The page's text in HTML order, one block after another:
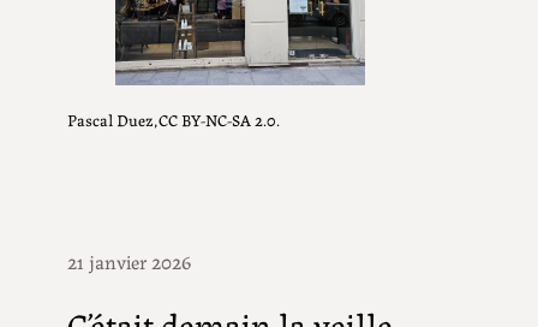
Pascal Duez,CC BY-NC-SA 2.0.
21 janvier 2026